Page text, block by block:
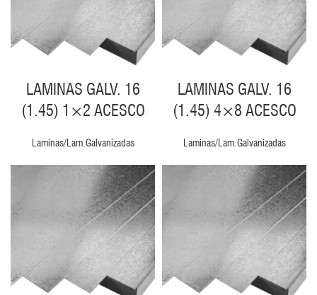
LAMINAS GALV. 16
(1.45) 1×2 ACESCO
Laminas/Lam.Galvanizadas
LAMINAS GALV. 16
(1.45) 4×8 ACESCO
Laminas/Lam.Galvanizadas